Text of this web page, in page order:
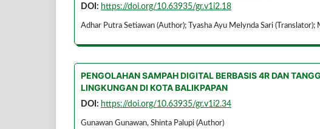
DOI: https://doi.org/10.63935/gr.v1i2.18
Adhar Putra Setiawan (Author); Tyasha Ayu Melynda Sari
PENGOLAHAN SAMPAH DIGITAL BERBASIS 4R DAN
LINGKUNGAN DI KOTA BALIKPAPAN
DOI: https://doi.org/10.63935/gr.v1i2.34
Gunawan Gunawan, Shinta Palupi (Author)